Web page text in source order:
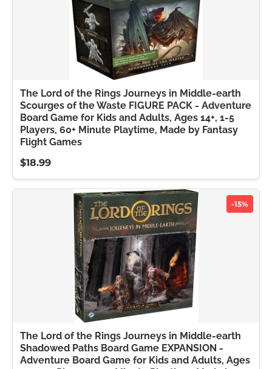
The Lord of the Rings Journeys in Middle-earth
Scourges of the Waste FIGURE PACK - Adventure
Board Game for Kids and Adults, Ages 14+, 1-5
Players, 60+ Minute Playtime, Made by Fantasy
Flight Games
$18.99
-15%
The Lord of the Rings Journeys in Middle-earth
Shadowed Paths Board Game EXPANSION -
Adventure Board Game for Kids and Adults, Ages